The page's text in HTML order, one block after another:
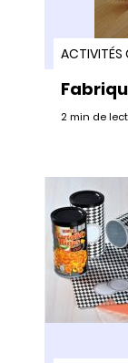
ACTIVITÉS
2 min de